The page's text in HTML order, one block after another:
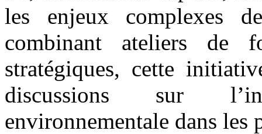
les enjeux complexes
combinant ateliers de
stratégiques, cette
discussions sur
environnementale dans